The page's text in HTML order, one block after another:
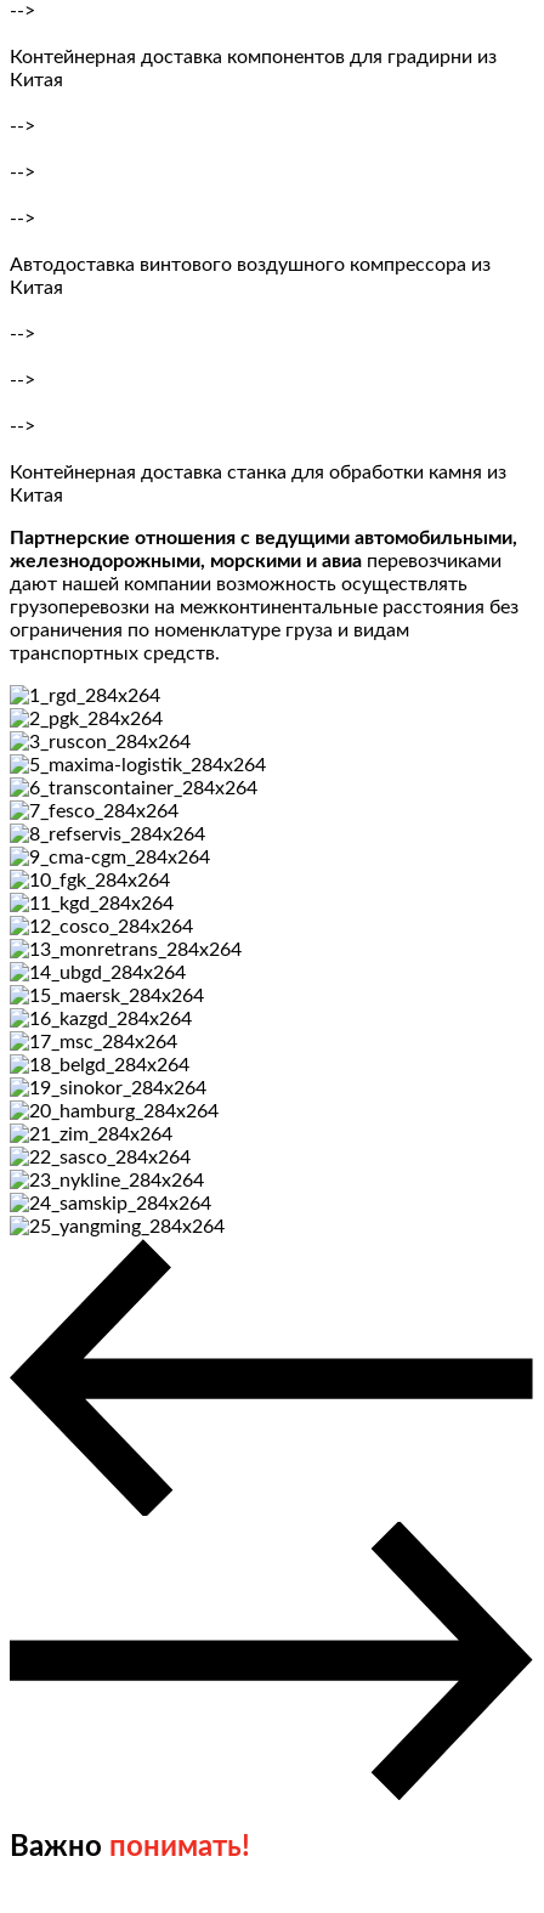
-->
Контейнерная доставка компонентов для градирни из
Китая
-->
-->
-->
Автодоставка винтового воздушного компрессора из
Китая
-->
-->
-->
Контейнерная доставка станка для обработки камня из
Китая
Партнерские отношения с ведущими автомобильными,
железнодорожными, морскими и авиа перевозчиками
дают нашей компании возможность осуществлять
грузоперевозки на межконтинентальные расстояния без
ограничения по номенклатуре груза и видам
транспортных средств.
Важно понимать!